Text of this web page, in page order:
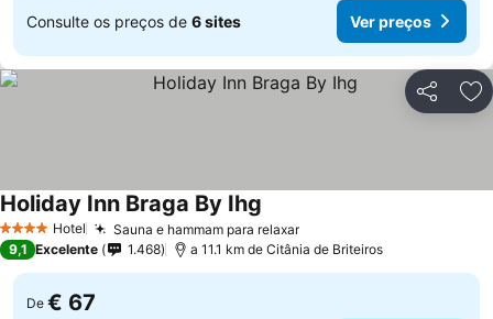
Consulte os preços de 6 sites Ver preços
Partilhar
4 EstrelasHotel Sauna e hammam para relaxar
Holiday Inn Braga By Ihg
9,1 Excelente 1.468 a 11.1 km de Citânia de Briteiros
De € 67